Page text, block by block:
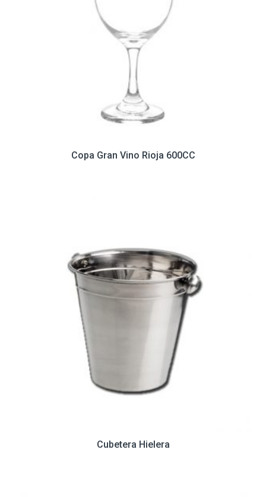
Copa Gran Vino Rioja 600CC
Cubetera Hielera